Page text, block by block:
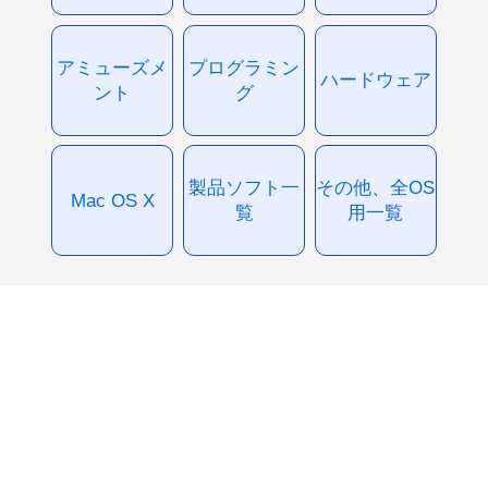
アミューズメ
ント
プログラミン
グ
ハードウェア
Mac OS X
製品ソフト一
覧
その他、全OS
用一覧